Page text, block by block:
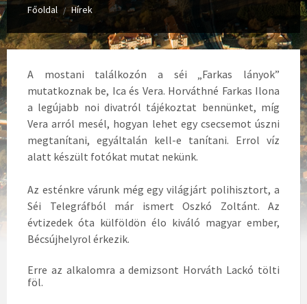
Főoldal / Hírek
A mostani találkozón a séi „Farkas lányok”
mutatkoznak be, Ica és Vera. Horváthné Farkas Ilona
a legújabb noi divatról tájékoztat bennünket, míg
Vera arról mesél, hogyan lehet egy csecsemot úszni
megtanítani, egyáltalán kell-e tanítani. Errol víz
alatt készült fotókat mutat nekünk.
Az esténkre várunk még egy világjárt polihisztort, a
Séi Telegráfból már ismert Oszkó Zoltánt. Az
évtizedek óta külföldön élo kiváló magyar ember,
Bécsújhelyrol érkezik.
Erre az alkalomra a demizsont Horváth Lackó tölti
föl.